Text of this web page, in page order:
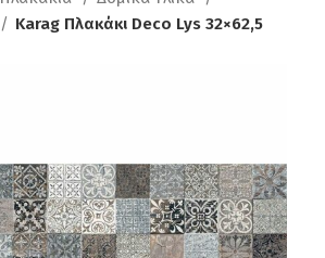
Karag Πλακάκι Deco Lys 32×62,5